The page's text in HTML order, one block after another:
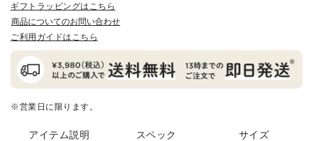
ギフトラッピングはこちら
商品についてのお問い合わせ
ご利用ガイドはこちら
※営業日に限ります。
アイテム説明 スペック サイズ